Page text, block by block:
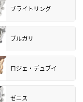
ブライトリング
ブルガリ
ロジェ・デュブイ
ゼニス